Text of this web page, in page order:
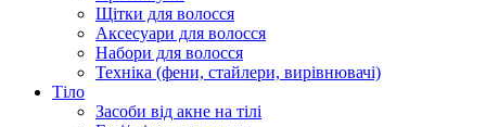
Щітки для волосся
Аксесуари для волосся
Набори для волосся
Техніка (фени, стайлери, вирівнювачі)
Тіло
Засоби від акне на тілі